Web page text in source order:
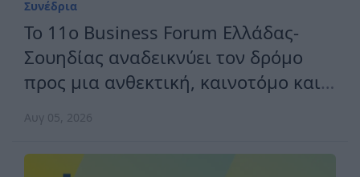
Συνέδρια
Το 11ο Business Forum Ελλάδας-
Σουηδίας αναδεικνύει τον δρόμο
προς μια ανθεκτική, καινοτόμο και
Αυγ 05, 2026